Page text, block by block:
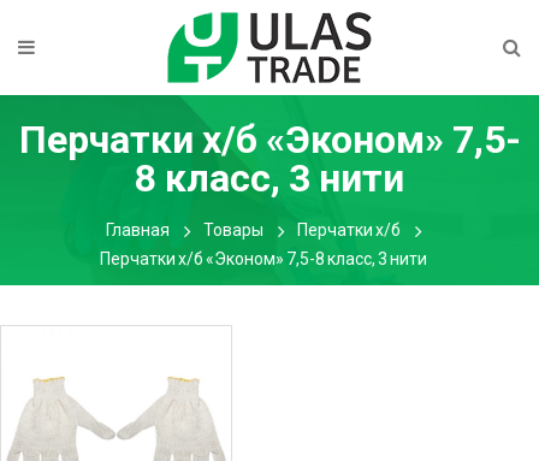
Перчатки х/б «Эконом» 7,5-
8 класс, 3 нити
Главная Товары
Перчатки х/б
Перчатки х/б «Эконом» 7,5-8 класс, 3 нити